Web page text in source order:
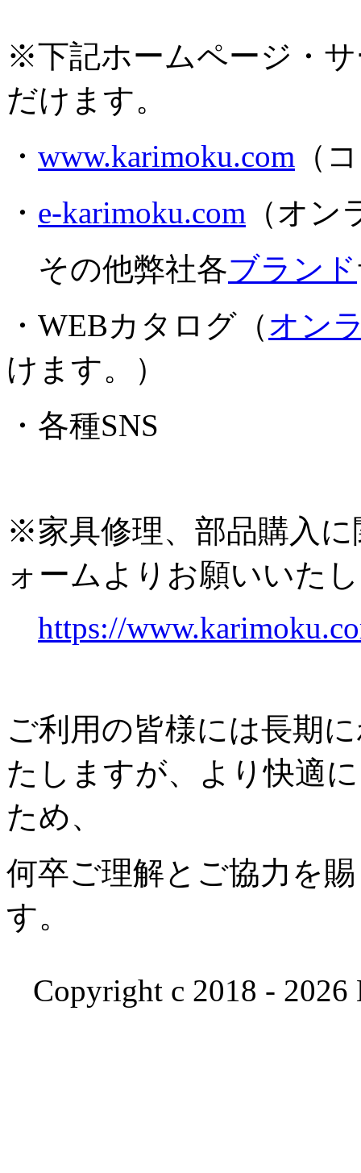
※下記ホームページ・
だけます。
・ www.karimoku.com （
・ e-karimoku.com （オ
その他弊社各ブランド
・WEBカタログ（オン
けます。）
・各種SNS
※家具修理、部品購入
ォームよりお願いいた
https://
ご利用の皆様には長期
たしますが、より快適
ため、
何卒ご理解とご協力を
す。
Copyright c 2018 -